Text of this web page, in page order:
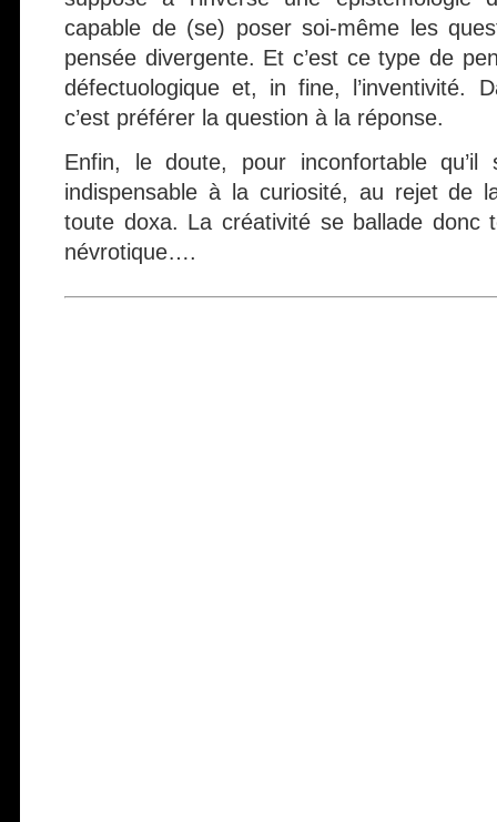
capable de (se) poser soi-même les
pensée divergente. Et c’est ce type de
défectuologique et, in fine, l’inventivité.
c’est préférer la question à la réponse.
Enfin, le doute, pour inconfortable
indispensable à la curiosité, au rejet de
toute doxa. La créativité se ballade donc
névrotique….